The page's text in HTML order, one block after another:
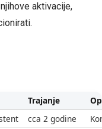
aktivacije,
Trajanje
cca 2 godine